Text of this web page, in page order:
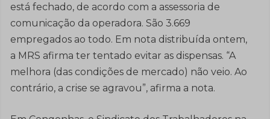
está fechado, de acordo com a assessoria de
comunicação da operadora. São 3.669
empregados ao todo. Em nota distribuída ontem,
a MRS afirma ter tentado evitar as dispensas. “A
melhora (das condições de mercado) não veio. Ao
contrário, a crise se agravou”, afirma a nota.